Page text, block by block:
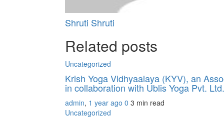
Shruti Shruti
Related posts
Uncategorized
Krish Yoga Vidhyaalaya (KYV), an
in collaboration with Ublis Yoga Pvt.
admin, 1 year ago 0 3 min read
Uncategorized